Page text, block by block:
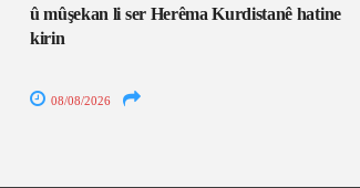
û mûşekan li ser Herêma Kurdistanê hatine
kirin
08/08/2026